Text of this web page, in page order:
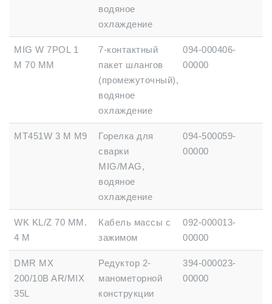
водяное
охлаждение
MIG W 7POL 1
M 70 MM
7-контактный
пакет шлангов
(промежуточный),
водяное
охлаждение
094-000406-
00000
MT451W 3 M M9
Горелка для
сварки
MIG/MAG,
водяное
охлаждение
094-500059-
00000
WK KL/Z 70 MM.
4 M
Кабель массы с
зажимом
092-000013-
00000
DMR MX
200/10B AR/MIX
35L
Редуктор 2-
манометорной
конструкции
394-000023-
00000